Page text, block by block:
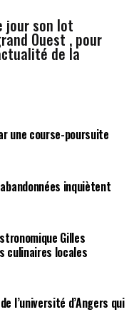
jour son lot
Ouest , pour
de la
une course-poursuite
inquiètent
Gilles
culinaires locales
l’université d’Angers qui